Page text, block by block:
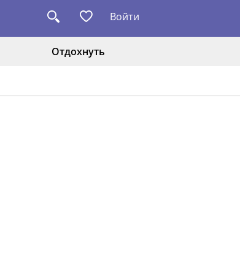
Войти
Отдохнуть